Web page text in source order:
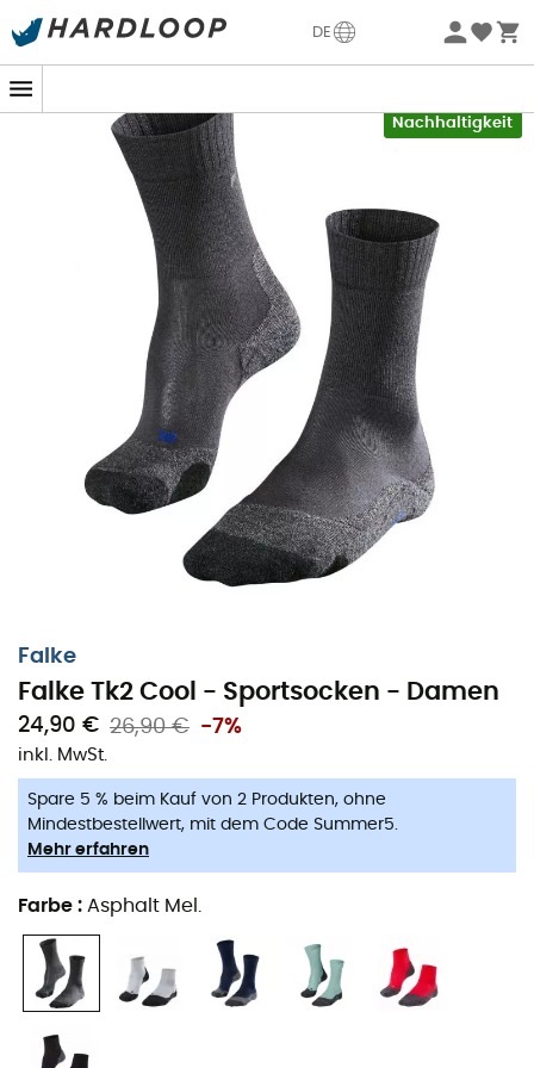
DE
Sommerangebote🔥 -5% EXTRA ab 2 Produkten* Code
Nachhaltigkeit
Falke
Falke Tk2 Cool - Sportsocken - Damen
24,90 € 26,90 € -7%
inkl. MwSt.
Spare 5 % beim Kauf von 2 Produkten, ohne
Mindestbestellwert, mit dem Code Summer5.
Mehr erfahren
Farbe : Asphalt Mel.
DieTk2 Cool Socken, entworfen von Falke
Abenteurerinnen außergewöhnlichen Komfort bei
Wanderungenan heißen Tagen.
Hergestellt aus einer Mischung aus
sowie einen
Schutz vor Außentemperaturen
kühlende Effekt dieses Materials sorgt dafür, dass du
während deiner Ausflüge nicht mehr schwitzt und die
sommerlichen Temperaturen voll genießen kannst.